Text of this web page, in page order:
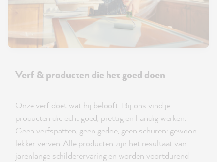
Verf & producten die het goed doen
Onze verf doet wat hij belooft. Bij ons vind je
producten die echt goed, prettig en handig werken.
Geen verfspatten, geen gedoe, geen schuren: gewoon
lekker verven. Alle producten zijn het resultaat van
jarenlange schilderervaring en worden voortdurend